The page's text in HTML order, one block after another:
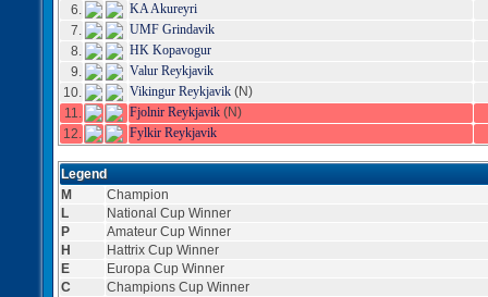
6.
KA Akureyri
7.
UMF Grindavik
8.
HK Kopavogur
9.
Valur Reykjavik
10.
Vikingur Reykjavik (N)
11.
Fjolnir Reykjavik (N)
12.
Fylkir Reykjavik
Legend
M
Champion
L
National Cup Winner
P
Amateur Cup Winner
H
Hattrix Cup Winner
E
Europa Cup Winner
C
Champions Cup Winner